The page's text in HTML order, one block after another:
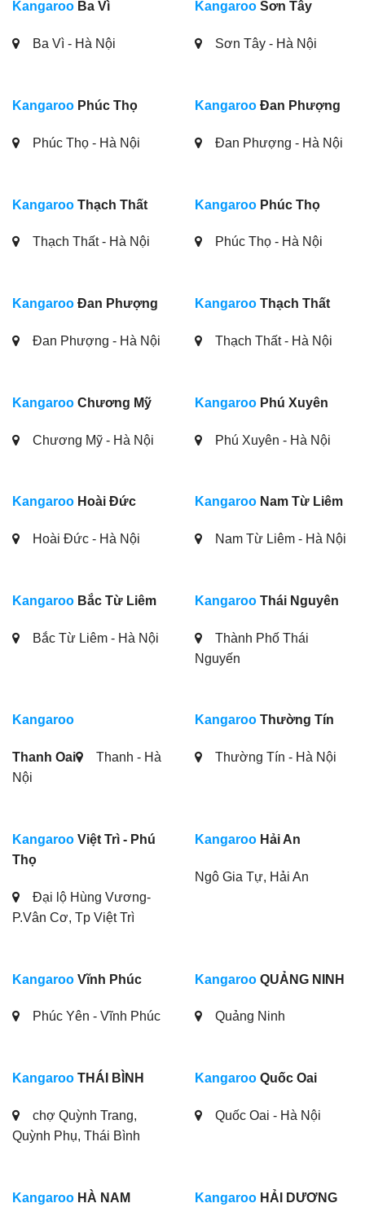
Kangaroo Ba Vì
Ba Vì - Hà Nội
Kangaroo Sơn Tây
Sơn Tây - Hà Nội
Kangaroo Phúc Thọ
Phúc Thọ - Hà Nội
Kangaroo Đan Phượng
Đan Phượng - Hà Nội
Kangaroo Thạch Thất
Thạch Thất - Hà Nội
Kangaroo Phúc Thọ
Phúc Thọ - Hà Nội
Kangaroo Đan Phượng
Đan Phượng - Hà Nội
Kangaroo Thạch Thất
Thạch Thất - Hà Nội
Kangaroo Chương Mỹ
Chương Mỹ - Hà Nội
Kangaroo Phú Xuyên
Phú Xuyên - Hà Nội
Kangaroo Hoài Đức
Hoài Đức - Hà Nội
Kangaroo Nam Từ Liêm
Nam Từ Liêm - Hà Nội
Kangaroo Bắc Từ Liêm
Bắc Từ Liêm - Hà Nội
Kangaroo Thái Nguyên
Thành Phố Thái
Nguyến
Kangaroo
Thanh Oai
Thanh - Hà
Nội
Kangaroo Thường Tín
Thường Tín - Hà Nội
Kangaroo Việt Trì - Phú
Thọ
Đại lộ Hùng Vương-
P.Vân Cơ, Tp Việt Trì
Kangaroo Hải An
Ngô Gia Tự, Hải An
Kangaroo Vĩnh Phúc
Phúc Yên - Vĩnh Phúc
Kangaroo QUẢNG NINH
Quảng Ninh
Kangaroo THÁI BÌNH
chợ Quỳnh Trang,
Quỳnh Phụ, Thái Bình
Kangaroo Quốc Oai
Quốc Oai - Hà Nội
Kangaroo HÀ NAM Kangaroo HẢI DƯƠNG